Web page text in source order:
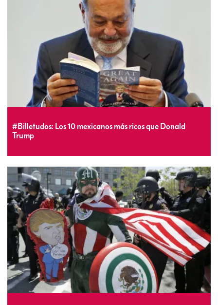
#Billetudos: Los 10 mexicanos más ricos que Donald
Trump